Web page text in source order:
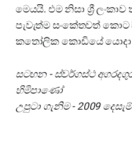
මෙයයි. එම නිසා ශ්‍රී
පැවැත්ම සංකේතවත්
කතෝලික කොඩියේ යොදා
සටහන - ස්වර්ගස්ථ
හිමිපාණෝ
උපුටා ගැනිම - 2009